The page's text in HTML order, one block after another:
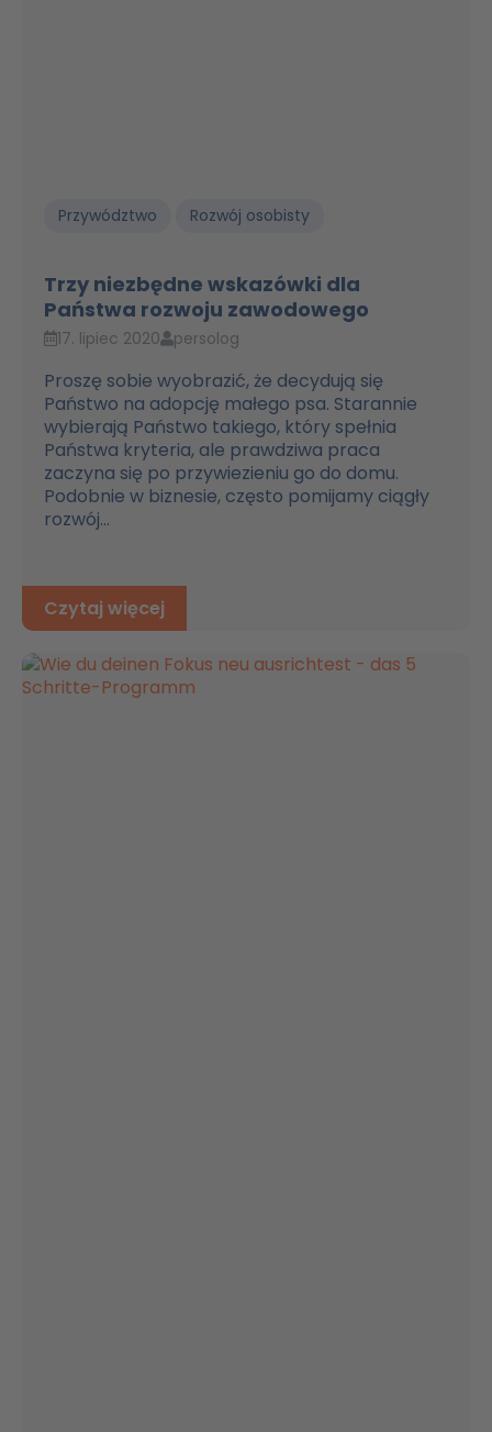
Przywództwo Rozwój osobisty
Trzy niezbędne wskazówki dla
Państwa rozwoju zawodowego
17. lipiec 2020 persolog
Proszę sobie wyobrazić, że decydują się
Państwo na adopcję małego psa. Starannie
wybierają Państwo takiego, który spełnia
Państwa kryteria, ale prawdziwa praca
zaczyna się po przywiezieniu go do domu.
Podobnie w biznesie, często pomijamy ciągły
rozwój...
Czytaj więcej